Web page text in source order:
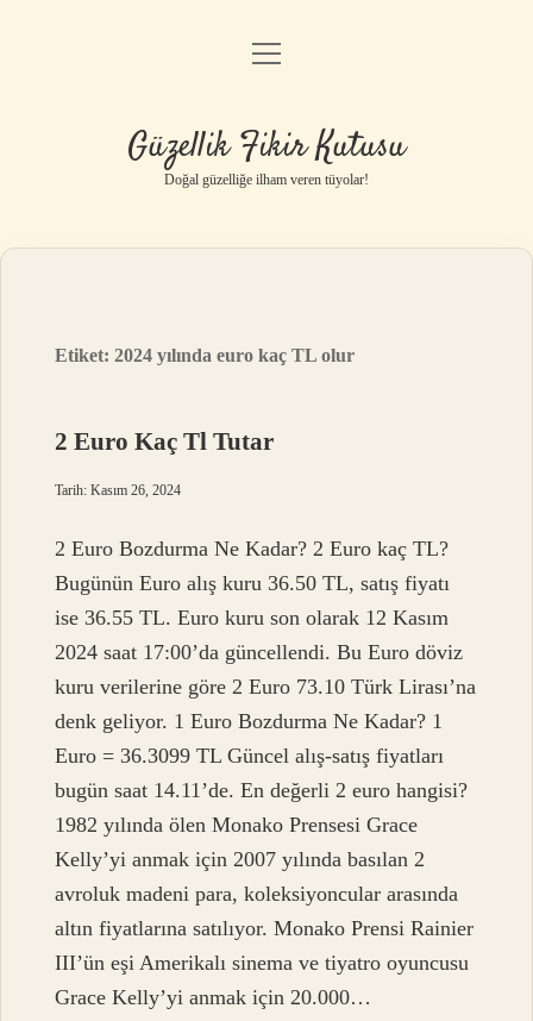
Anasayfa
Yasal Uyarı
menüyü
Güzellik Fikir Kutusu
Doğal güzelliğe ilham veren tüyolar!
Etiket:2024 yılında euro kaç TL olur
2 Euro Kaç Tl Tutar
Tarih: Kasım 26, 2024
2 Euro Bozdurma Ne Kadar? 2 Euro kaç TL?
Bugünün Euro alış kuru 36.50 TL, satış fiyatı
ise 36.55 TL. Euro kuru son olarak 12 Kasım
2024 saat 17:00’da güncellendi. Bu Euro döviz
kuru verilerine göre 2 Euro 73.10 Türk Lirası’na
denk geliyor. 1 Euro Bozdurma Ne Kadar? 1
Euro = 36.3099 TL Güncel alış-satış fiyatları
bugün saat 14.11’de. En değerli 2 euro hangisi?
1982 yılında ölen Monako Prensesi Grace
Kelly’yi anmak için 2007 yılında basılan 2
avroluk madeni para, koleksiyoncular arasında
altın fiyatlarına satılıyor. Monako Prensi Rainier
III’ün eşi Amerikalı sinema ve tiyatro oyuncusu
Grace Kelly’yi anmak için 20.000…